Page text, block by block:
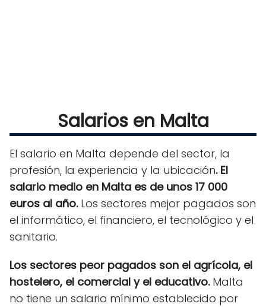
Salarios en Malta
El salario en Malta depende del sector, la
profesión, la experiencia y la ubicación. El
salario medio en Malta es de unos 17 000
euros al año.Los sectores mejor pagados son
el informático, el financiero, el tecnológico y el
sanitario.
Los sectores peor pagados son el agrícola, el
hostelero, el comercial y el educativo. Malta
no tiene un salario mínimo establecido por